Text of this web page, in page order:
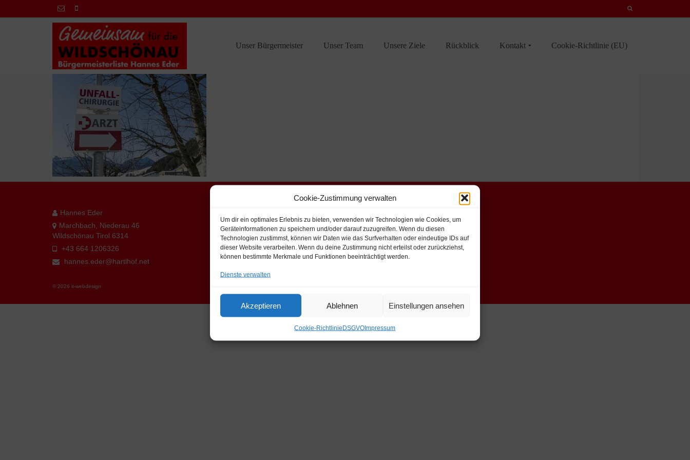
Cookie-Zustimmung verwalten
Um dir ein optimales Erlebnis zu bieten, verwenden wir Technologien wie Cookies, um
Geräteinformationen zu speichern und/oder darauf zuzugreifen. Wenn du diesen
Technologien zustimmst, können wir Daten wie das Surfverhalten oder eindeutige IDs auf
dieser Website verarbeiten. Wenn du deine Zustimmung nicht erteilst oder zurückziehst,
können bestimmte Merkmale und Funktionen beeinträchtigt werden.
Dienste verwalten
Akzeptieren Ablehnen Einstellungen ansehen
Cookie-RichtlinieDSGVOImpressum
Unser Bürgermeister Unser Team Unsere Ziele Rückblick Kontakt Cookie-Richtlinie (EU)
Hannes Eder
Marchbach, Niederau 46
Wildschönau Tirol 6314
+43 664 1206326
hannes.eder@hartlhof.net
© 2026 it-webdesign